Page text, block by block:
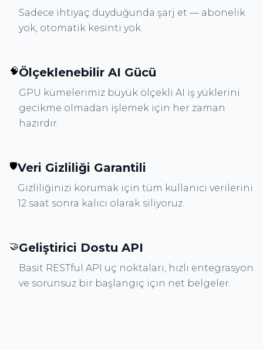
Sadece ihtiyaç duyduğunda şarj et — abonelik
yok, otomatik kesinti yok.
🧠Ölçeklenebilir AI Gücü
GPU kümelerimiz büyük ölçekli AI iş yüklerini
gecikme olmadan işlemek için her zaman
hazırdır.
🛡️Veri Gizliliği Garantili
Gizliliğinizi korumak için tüm kullanıcı verilerini
12 saat sonra kalıcı olarak siliyoruz.
🤝Geliştirici Dostu API
Basit RESTful API uç noktaları, hızlı entegrasyon
ve sorunsuz bir başlangıç için net belgeler.